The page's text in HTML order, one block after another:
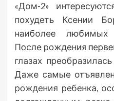
«Дом-2»
похудеть Ксении
наиболее любимых
После рождения
глазах
Даже самые
рождения ребенка,